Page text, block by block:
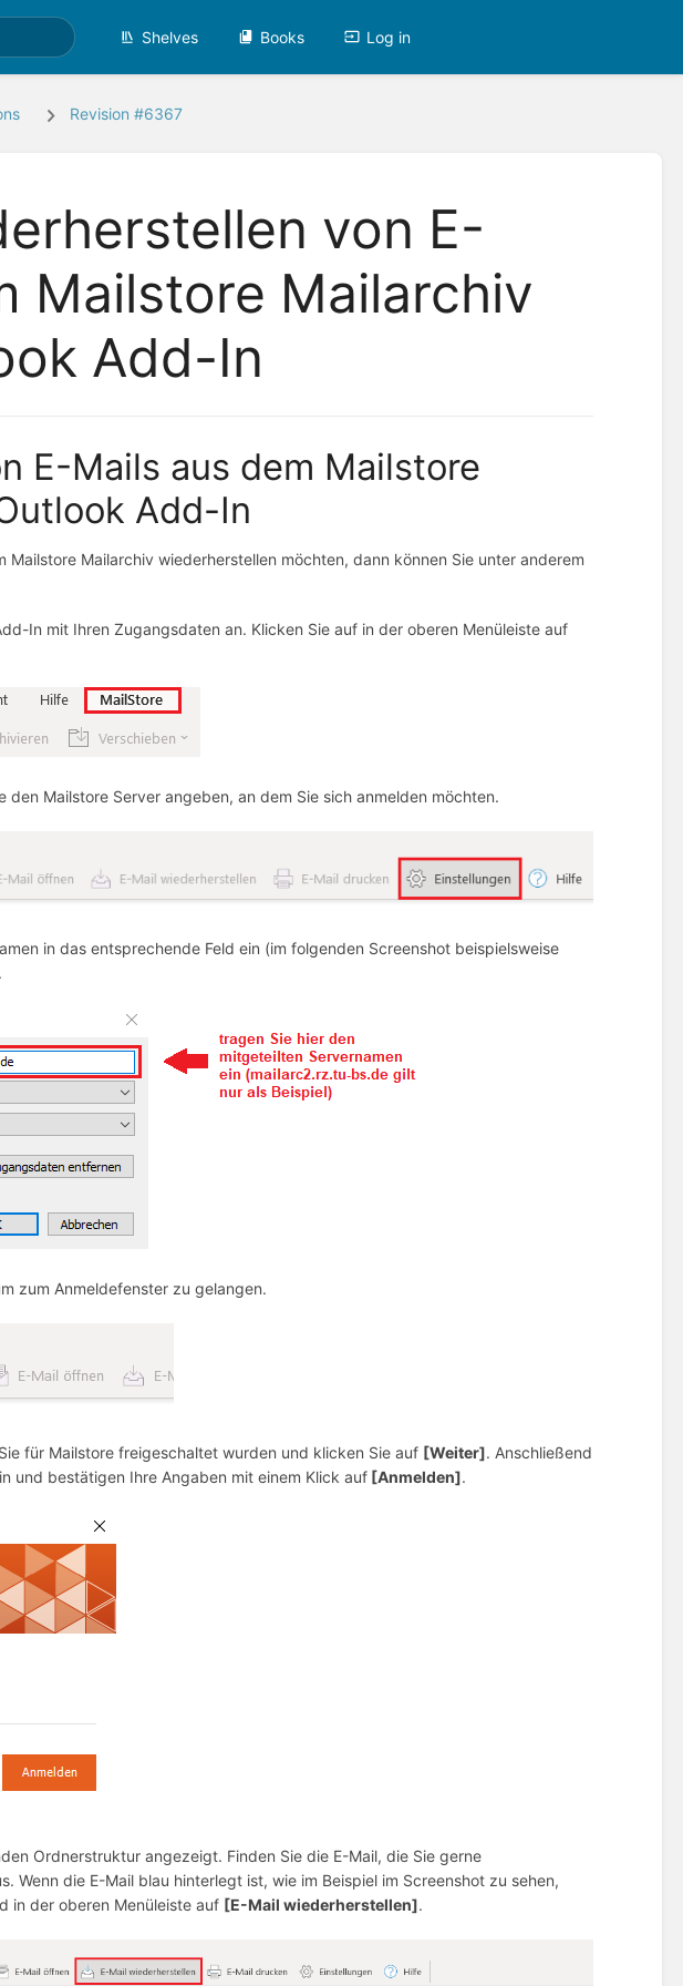
Shelves Books Log in
Revision #6367
von E-
Mailstore Mailarchiv
Add-In
E-Mails aus dem Mailstore
Add-In
Mailstore Mailarchiv wiederherstellen möchten, dann können Sie unter anderem
In mit Ihren Zugangsdaten an. Klicken Sie auf in der oberen Menüleiste auf
den Mailstore Server angeben, an dem Sie sich anmelden möchten.
in das entsprechende Feld ein (im folgenden Screenshot beispielsweise
.
zum Anmeldefenster zu gelangen.
für Mailstore freigeschaltet wurden und klicken Sie auf [Weiter]. Anschließend
und bestätigen Ihre Angaben mit einem Klick auf [Anmelden].
Ordnerstruktur angezeigt. Finden Sie die E-Mail, die Sie gerne
Wenn die E-Mail blau hinterlegt ist, wie im Beispiel im Screenshot zu sehen,
in der oberen Menüleiste auf [E-Mail wiederherstellen].